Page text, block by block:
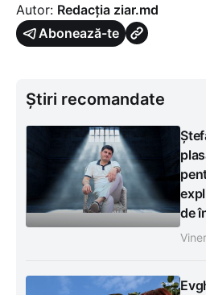
Autor: Redacția ziar.md
Abonează-te
Știri recomandate
de